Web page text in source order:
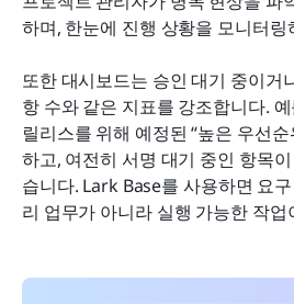
하며, 한눈에 진행 상황을 모니터
또한 대시보드는 승인 대기 중이거
항 수와 같은 지표를 강조합니다.
릴리스를 위해 예정된 “높은 우선
하고, 여전히 서명 대기 중인 항목
습니다. Lark Base를 사용하면 요
리 업무가 아니라 실행 가능한 작업